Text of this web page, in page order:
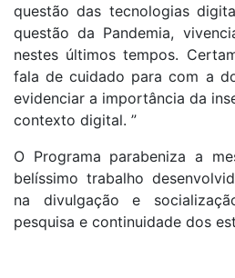
questão das tecnologias
questão da Pandemia,
nestes últimos tempos.
fala de cuidado para com a
evidenciar a importância da
contexto digital. ”
O Programa parabeniza a
belíssimo trabalho
na divulgação e
pesquisa e continuidade dos